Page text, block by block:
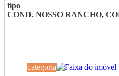
tipo
COND. NOSSO RANCHO,
categoria